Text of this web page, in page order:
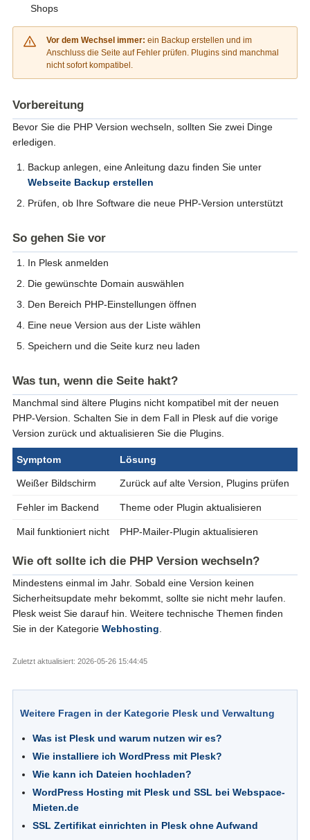
Shops
Vor dem Wechsel immer: ein Backup erstellen und im
Anschluss die Seite auf Fehler prüfen. Plugins sind manchmal
nicht sofort kompatibel.
Vorbereitung
Bevor Sie die PHP Version wechseln, sollten Sie zwei Dinge
erledigen.
Backup anlegen, eine Anleitung dazu finden Sie unter
Webseite Backup erstellen
Prüfen, ob Ihre Software die neue PHP-Version unterstützt
So gehen Sie vor
In Plesk anmelden
Die gewünschte Domain auswählen
Den Bereich PHP-Einstellungen öffnen
Eine neue Version aus der Liste wählen
Speichern und die Seite kurz neu laden
Was tun, wenn die Seite hakt?
Manchmal sind ältere Plugins nicht kompatibel mit der neuen
PHP-Version. Schalten Sie in dem Fall in Plesk auf die vorige
Version zurück und aktualisieren Sie die Plugins.
Symptom Lösung
Weißer Bildschirm Zurück auf alte Version, Plugins prüfen
Fehler im Backend Theme oder Plugin aktualisieren
Mail funktioniert nicht PHP-Mailer-Plugin aktualisieren
Wie oft sollte ich die PHP Version wechseln?
Mindestens einmal im Jahr. Sobald eine Version keinen
Sicherheitsupdate mehr bekommt, sollte sie nicht mehr laufen.
Plesk weist Sie darauf hin. Weitere technische Themen finden
Sie in der Kategorie Webhosting
Zuletzt aktualisiert: 2026-05-26 15:44:45
Weitere Fragen in der Kategorie Plesk und Verwaltung
Was ist Plesk und warum nutzen wir es?
Wie installiere ich WordPress mit Plesk?
Wie kann ich Dateien hochladen?
WordPress Hosting mit Plesk und SSL bei Webspace-
Mieten.de
SSL Zertifikat einrichten in Plesk ohne Aufwand